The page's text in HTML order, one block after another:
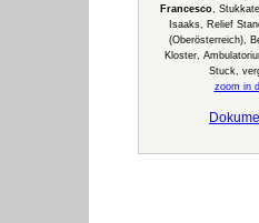
Francesco,
Isaaks, Relief
(Oberösterreich),
Kloster,
Stuck,
zoom in